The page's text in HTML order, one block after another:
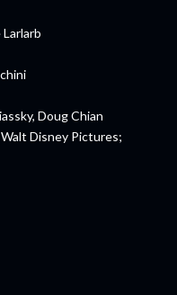
Doug Chian
Disney Pictures;